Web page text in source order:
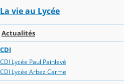
La vie au Lycée
Actualités
CDI
CDI Lycée Paul Painlevé
CDI Lycée Arbez Carme